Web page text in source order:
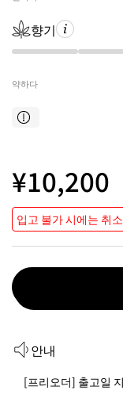
향기
약하다
¥10,200
입고 불가 시에는 취
안내
[프리오더] 출고일